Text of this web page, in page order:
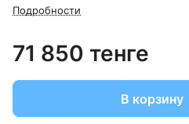
Подробности
71 850 тенге
В корзину